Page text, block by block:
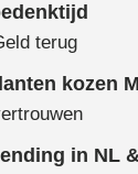
terug
kozen
in NL